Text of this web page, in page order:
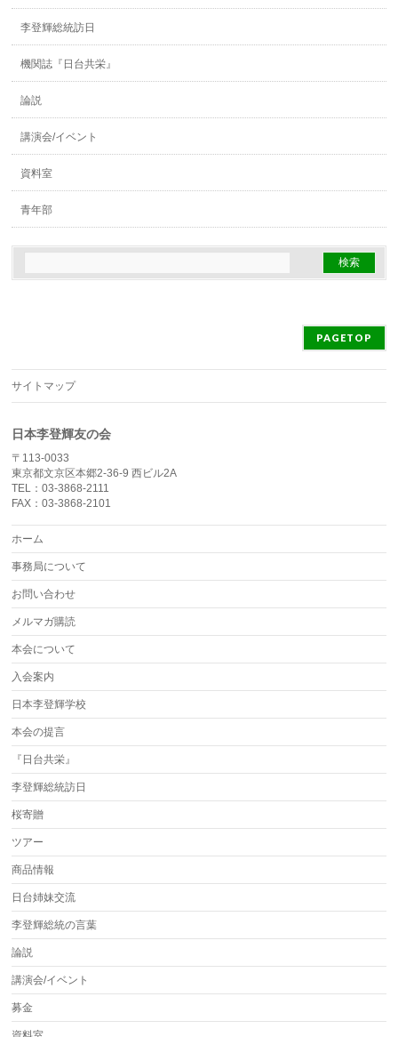
李登輝総統訪日
機関誌『日台共栄』
論説
講演会/イベント
資料室
青年部
PAGETOP
サイトマップ
日本李登輝友の会
〒113-0033
東京都文京区本郷2-36-9 西ビル2A
TEL：03-3868-2111
FAX：03-3868-2101
ホーム
事務局について
お問い合わせ
メルマガ購読
本会について
入会案内
日本李登輝学校
本会の提言
『日台共栄』
李登輝総統訪日
桜寄贈
ツアー
商品情報
日台姉妹交流
李登輝総統の言葉
論説
講演会/イベント
募金